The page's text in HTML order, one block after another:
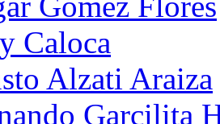
Caloca
Alzati Araiza
Garcilita